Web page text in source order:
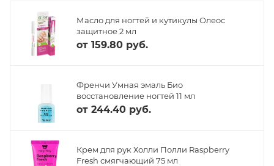
Масло для ногтей и кутикулы Олеос
защитное 2 мл
от 159.80 руб.
Френчи Умная эмаль Био
восстановление ногтей 11 мл
от 244.40 руб.
Крем для рук Холли Полли Raspberry
Fresh смягчающий 75 мл